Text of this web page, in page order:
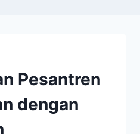
Pesantren
dengan